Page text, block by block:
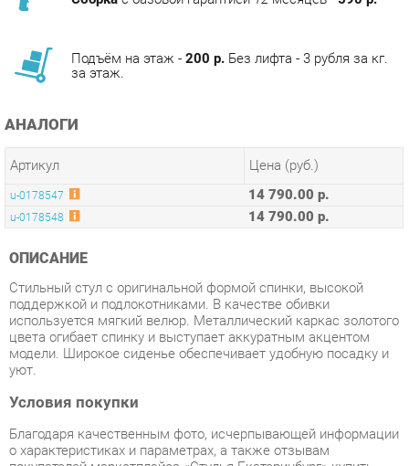
Подъём на этаж - 200 р.
Без лифта - 3 рубля за кг.
АНАЛОГИ
u-0178548 14 790.00 р.
ОПИСАНИЕ
Стильный стул с оригинальной формой спинки, высокой
используется мягкий велюр. Металлический каркас золотого
модели. Широкое сиденье обеспечивает удобную посадку и
уют.
Условия покупки
Благодаря качественным фото, исчерпывающей информации
покупателей маркетплэйса «Стулья-Екатеринбург» купить
Стулья для кухни производства Stool group с доставкой из
Екатеринбурга по цене со скидкой и гарантией от